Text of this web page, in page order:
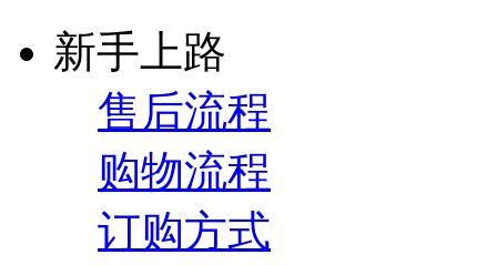
新手上路
售后流程
购物流程
订购方式